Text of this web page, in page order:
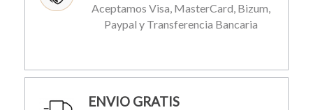
Aceptamos Visa, MasterCard, Bizum,
Paypal y Transferencia Bancaria
ENVIO GRATIS